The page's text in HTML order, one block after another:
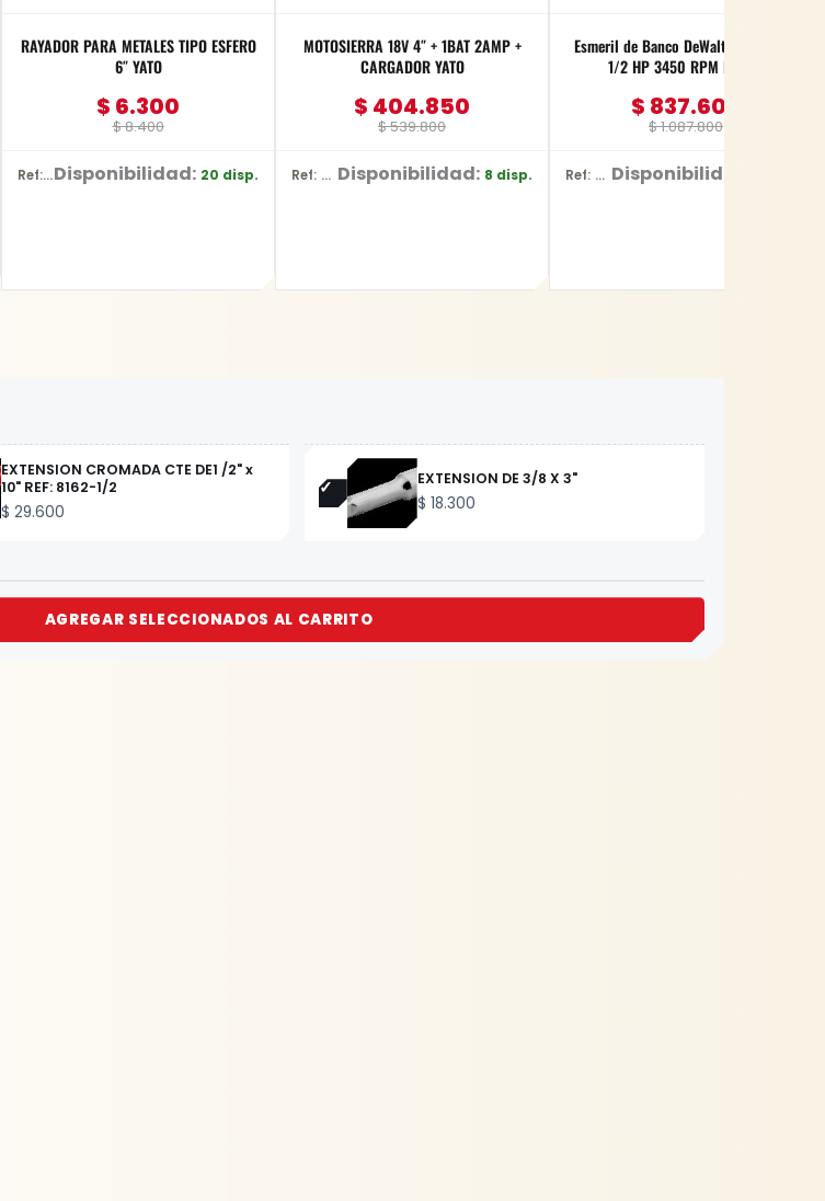
RAYADOR PARA METALES TIPO ESFERO
6″ YATO
$8.400
$ 6.300
Ref: YT-3740Disponibilidad: 20 disp.
MOTOSIERRA 18V 4″ + 1BAT 2AMP +
CARGADOR YATO
$539.800
$ 404.850
Ref: YT-828135 Disponibilidad: 8 disp.
Esmeril de Banco DeWalt 6 Pulgadas
1/2 HP 3450 RPM DW752
$1.087.800
$ 837.606
Ref: DW752/B3 Disponibilidad:
EXTENSION CROMADA CTE DE1 /2" x
10" REF: 8162-1/2
$ 29.600
EXTENSION DE 3/8 X 3"
$ 18.300
AGREGAR SELECCIONADOS AL CARRITO